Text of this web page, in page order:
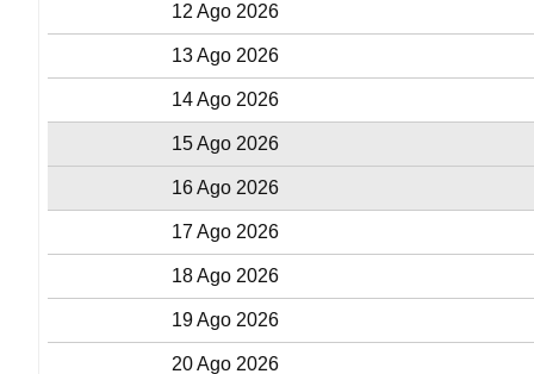
12 Ago 2026
13 Ago 2026
14 Ago 2026
15 Ago 2026
16 Ago 2026
17 Ago 2026
18 Ago 2026
19 Ago 2026
20 Ago 2026